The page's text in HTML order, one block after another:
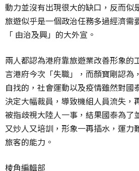
動力並沒有出現很大的缺口，反而似
旅遊似乎是一個政治任務多過經濟需
「 由治及興」的大外宣。
兩人都認為港府靠旅遊業改善形象的
言港府今次「失職」，而顏寶剛認為
自找的，社會運動以及疫情雖然對國
決定大幅裁員，導致機組人員流失，
被指歧視大陸人一事，結果國泰為了
又炒人又培訓，形象一再插水，運力
旅客的能力。
棱角編輯部